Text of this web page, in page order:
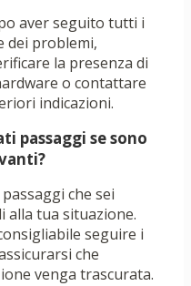
aver seguito tutti i
dei problemi,
la presenza di
o contattare
indicazioni.
passaggi se sono
che sei
alla tua situazione.
seguire i
che
venga trascurata.